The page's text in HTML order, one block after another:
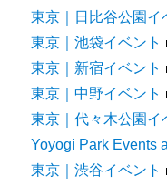
東京｜日比谷公園イ
東京｜池袋イベント
東京｜新宿イベント
東京｜中野イベント
東京｜代々木公園イ
Yoyogi Park Events
東京｜渋谷イベント